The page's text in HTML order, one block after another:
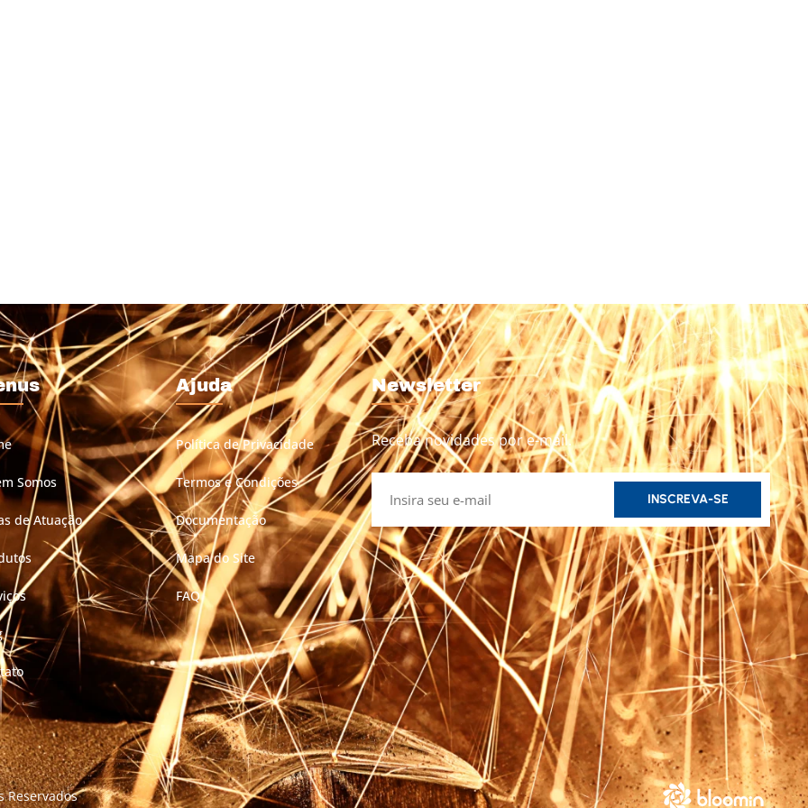
Somos
de Atuação
Ajuda
Política de Privacidade
Termos e Condições
Documentação
Mapa do Site
FAQ
Newsletter
Receba novidades por e-mail.
INSCREVA-SE
Reservados